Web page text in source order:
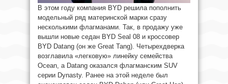
В этом году компания BYD решила пополнить
модельный ряд материнской марки сразу
несколькими флагманами. Так, в продажу уже
вышли новые седан BYD Seal 08 и кроссовер
BYD Datang (он же Great Tang). Четырехдверка
возглавила «легковую» линейку семейства
Ocean, а Datang оказался флагманским SUV
серии Dynasty. Ранее на этой неделе был